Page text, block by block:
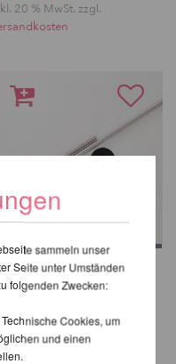
20 % MwSt. zzgl.
Pole Pro G4 für
20 % MwSt. zzgl.
sammeln unser
Seite unter Umständen
folgenden Zwecken:
Cookies, um
und einen